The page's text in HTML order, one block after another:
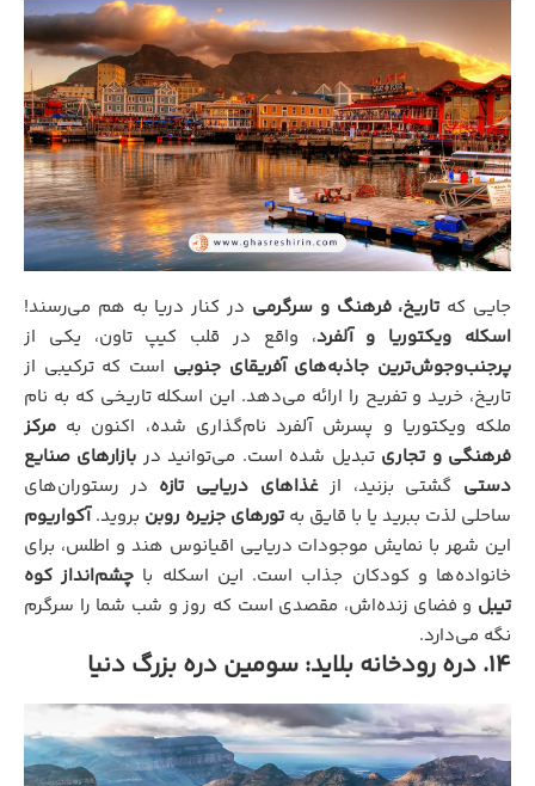
جایی که تاریخ، فرهنگ و سرگرمی در کنار دریا به هم می‌رسند!
اسکله ویکتوریا و آلفرد، واقع در قلب کیپ تاون، یکی از
پرجنب‌وجوش‌ترین جاذبه‌های آفریقای جنوبی است که ترکیبی از
تاریخ، خرید و تفریح را ارائه می‌دهد. این اسکله تاریخی که به نام
ملکه ویکتوریا و پسرش آلفرد نام‌گذاری شده، اکنون به مرکز
فرهنگی و تجاری تبدیل شده است. می‌توانید در بازارهای صنایع
دستی گشتی بزنید، ازغذاهای دریایی تازه در رستوران‌های
ساحلی لذت ببرید یا با قایق به تورهای جزیره روبن بروید.آکواریوم
این شهر با نمایش موجودات دریایی اقیانوس هند و اطلس، برای
خانواده‌ها و کودکان جذاب است. این اسکله با چشم‌انداز کوه
تیبل و فضای زنده‌اش، مقصدی است که روز و شب شما را سرگرم
نگه می‌دارد.
۱۴. دره رودخانه بلاید: سومین دره بزرگ دنیا